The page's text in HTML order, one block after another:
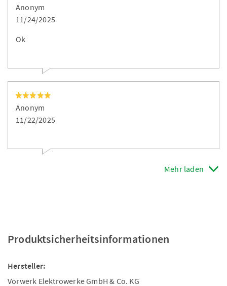
Anonym
11/24/2025
Ok
Anonym
11/22/2025
Mehr laden
Produktsicherheitsinformationen
Hersteller:
Vorwerk Elektrowerke GmbH & Co. KG